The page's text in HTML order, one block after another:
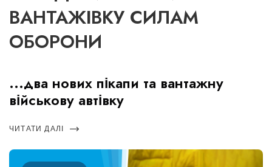
ВАНТАЖІВКУ СИЛАМ
ОБОРОНИ
...два нових пікапи та вантажну
військову автівку
ЧИТАТИ ДАЛІ